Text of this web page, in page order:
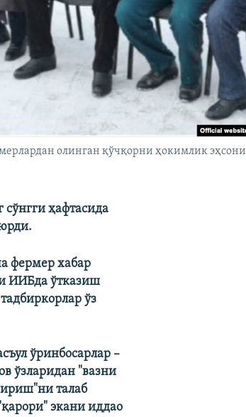
олинган қўчқорни ҳокимлик эҳсони
ҳафтасида
фермер хабар
ИИБда ўтказиш
ўз
ўринбосарлар –
ўзларидан "вазни
талаб
экани иддао